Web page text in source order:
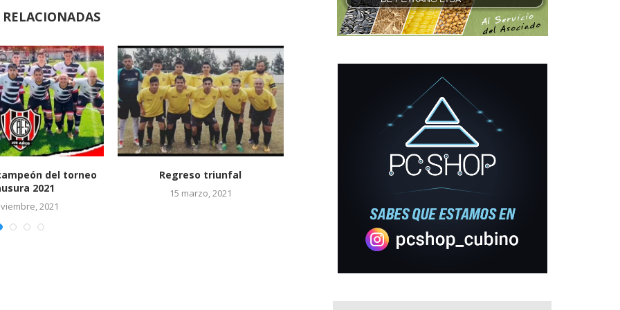
recibe a Deportivo
Acevedo
abril, 2015
El Fixture del Caes en este fin
de...
21 marzo, 2015
Felices 99 años de vida
1 marzo, 2015
que ganó...